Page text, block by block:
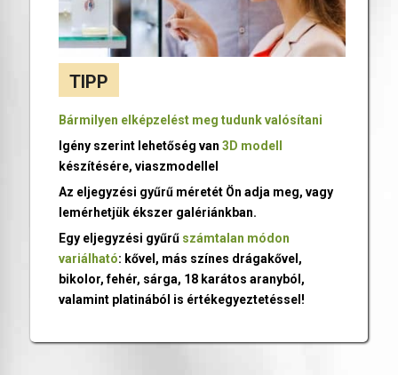
TIPP
Bármilyen elképzelést meg tudunk valósítani
Igény szerint lehetőség van 3D modell
készítésére, viaszmodellel
Az eljegyzési gyűrű méretét Ön adja meg, vagy
lemérhetjük ékszer galériánkban.
Egy eljegyzési gyűrű számtalan módon
variálható: kővel, más színes drágakővel,
bikolor, fehér, sárga, 18 karátos aranyból,
valamint platinából is értékegyeztetéssel!